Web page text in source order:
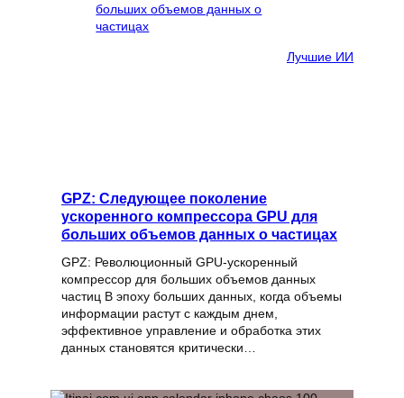
Лучшие ИИ
GPZ: Следующее поколение
ускоренного компрессора GPU для
больших объемов данных о частицах
GPZ: Революционный GPU-ускоренный
компрессор для больших объемов данных
частиц В эпоху больших данных, когда объемы
информации растут с каждым днем,
эффективное управление и обработка этих
данных становятся критически…